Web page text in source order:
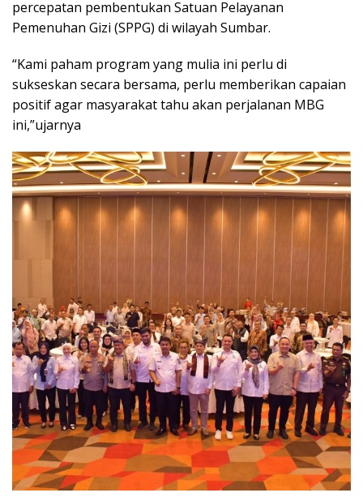
percepatan pembentukan Satuan Pelayanan
Pemenuhan Gizi (SPPG) di wilayah Sumbar.
“Kami paham program yang mulia ini perlu di
sukseskan secara bersama, perlu memberikan capaian
positif agar masyarakat tahu akan perjalanan MBG
ini,”ujarnya